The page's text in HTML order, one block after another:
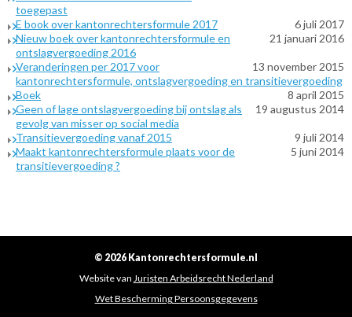
toegepast
6 juli 2017
E book over kantonrechtersformule 2017
21 januari 2016
Nieuw boek over kantonrechtersformule en
ontslagvergoeding 2016
13 november 2015
Veranderingen per 2017 voor
kantonrechtersformule, ontslagvergoeding en transitievergoeding
8 april 2015
Boek
19 augustus 2014
Geen of lage ontslagvergoeding bij ontslag als
gevolg van misser op social media
9 juli 2014
Transitievergoeding vanaf 2015
5 juni 2014
Maakt kantonrechtersformule plaats voor de
transitievergoeding ?
© 2026 Kantonrechtersformule.nl
Website van Juristen Arbeidsrecht Nederland
Wet Bescherming Persoonsgegevens